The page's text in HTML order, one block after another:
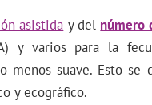
asistida y del número
y varios para la
menos suave. Esto se
y ecográfico.